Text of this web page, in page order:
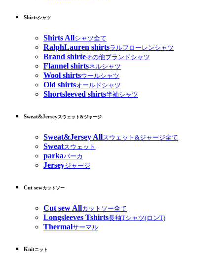
Shirtsシャツ
Shirts Allシャツ全て
RalphLauren shirtsラルフローレンシャツ
Brand shirteその他ブランドシャツ
Flannel shirtsネルシャツ
Wool shirtsウールシャツ
Old shirtsオールドシャツ
Shortsleeved shirts半袖シャツ
Sweat&Jerseyスウェット&ジャージ
Sweat&Jersey Allスウェット&ジャージ全て
Sweatスウェット
parkaパーカ
Jerseyジャージ
Cut sewカットソー
Cut sew Allカットソー全て
Longsleeves Tshirts長袖Tシャツ(ロンT)
Thermalサーマル
Knitニット